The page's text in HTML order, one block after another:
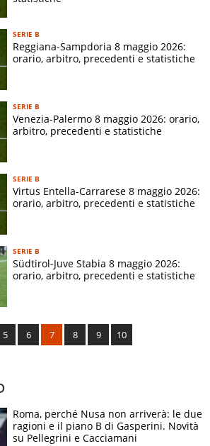
SERIE B
Reggiana-Sampdoria 8 maggio 2026:
orario, arbitro, precedenti e statistiche
SERIE B
Venezia-Palermo 8 maggio 2026: orario,
arbitro, precedenti e statistiche
SERIE B
Virtus Entella-Carrarese 8 maggio 2026:
orario, arbitro, precedenti e statistiche
SERIE B
Südtirol-Juve Stabia 8 maggio 2026:
orario, arbitro, precedenti e statistiche
5 6 7 8 9 10
Roma, perché Nusa non arriverà: le due
ragioni e il piano B di Gasperini. Novità
su Pellegrini e Cacciamani